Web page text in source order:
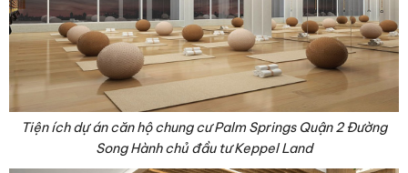
Tiện ích dự án căn hộ chung cư Palm Springs Quận 2 Đường
Song Hành chủ đầu tư Keppel Land